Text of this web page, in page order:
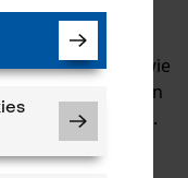
stellen,
und Protos sowie
Kombinationen
und Gehörschutz.